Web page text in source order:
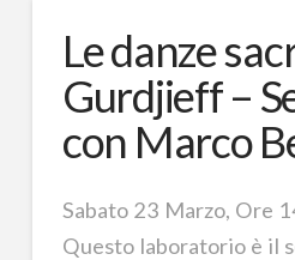
Le danze
Gurdjieff –
con Marco
Sabato 23 Marzo, Ore
Questo laboratorio è il